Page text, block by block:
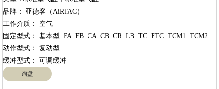
品牌： 亚德客（AiRTAC）
工作介质： 空气
固定型式： 基本型  FA  FB  CA  CB  CR  LB  TC  FTC  TCM1  TCM2
动作型式： 复动型
询盘